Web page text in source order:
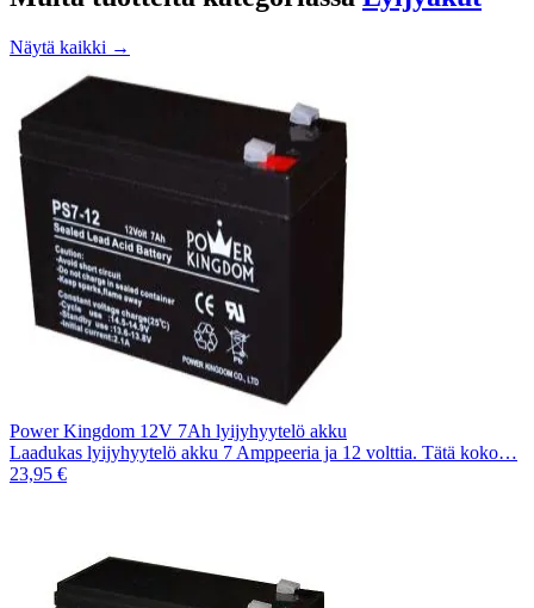
Näytä kaikki →
Power Kingdom 12V 7Ah lyijyhyytelö akku
Laadukas lyijyhyytelö akku 7 Amppeeria ja 12 volttia. Tätä koko…
23,95 €